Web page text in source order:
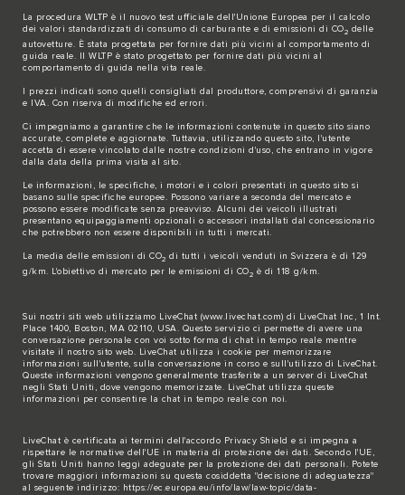
La procedura WLTP è il nuovo test ufficiale dell'Unione Europea per il calcolo
dei valori standardizzati di consumo di carburante e di emissioni di CO2 delle
autovetture. È stata progettata per fornire dati più vicini al comportamento di
guida reale. Il WLTP è stato progettato per fornire dati più vicini al
comportamento di guida nella vita reale.
I prezzi indicati sono quelli consigliati dal produttore, comprensivi di garanzia
e IVA. Con riserva di modifiche ed errori.
Ci impegniamo a garantire che le informazioni contenute in questo sito siano
accurate, complete e aggiornate. Tuttavia, utilizzando questo sito, l'utente
accetta di essere vincolato dalle nostre condizioni d'uso, che entrano in vigore
dalla data della prima visita al sito.
Le informazioni, le specifiche, i motori e i colori presentati in questo sito si
basano sulle specifiche europee. Possono variare a seconda del mercato e
possono essere modificate senza preavviso. Alcuni dei veicoli illustrati
presentano equipaggiamenti opzionali o accessori installati dal concessionario
che potrebbero non essere disponibili in tutti i mercati.
La media delle emissioni di CO2 di tutti i veicoli venduti in Svizzera è di 129
g/km. L'obiettivo di mercato per le emissioni di CO2 è di 118 g/km.
Sui nostri siti web utilizziamo LiveChat (www.livechat.com) di LiveChat Inc, 1 Int.
Place 1400, Boston, MA 02110, USA. Questo servizio ci permette di avere una
conversazione personale con voi sotto forma di chat in tempo reale mentre
visitate il nostro sito web. LiveChat utilizza i cookie per memorizzare
informazioni sull'utente, sulla conversazione in corso e sull'utilizzo di LiveChat.
Queste informazioni vengono generalmente trasferite a un server di LiveChat
negli Stati Uniti, dove vengono memorizzate. LiveChat utilizza queste
informazioni per consentire la chat in tempo reale con noi.
LiveChat è certificata ai termini dell'accordo Privacy Shield e si impegna a
rispettare le normative dell'UE in materia di protezione dei dati. Secondo l'UE,
gli Stati Uniti hanno leggi adeguate per la protezione dei dati personali. Potete
trovare maggiori informazioni su questa cosiddetta "decisione di adeguatezza"
al seguente indirizzo: https://ec.europa.eu/info/law/law-topic/data-